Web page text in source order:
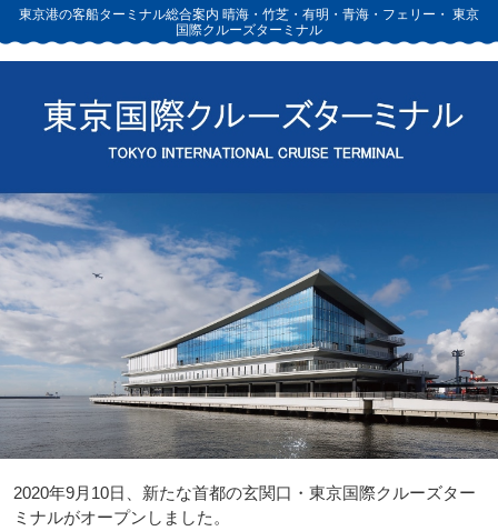
東京港の客船ターミナル総合案内 晴海・竹芝・有明・青海・フェリー・ 東京
国際クルーズターミナル
2020年9月10日、新たな首都の玄関口・東京国際クルーズター
ミナルがオープンしました。